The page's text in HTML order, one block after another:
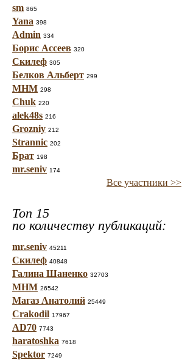
sm 865
Yana 398
Admin 334
Борис Ассеев 320
Скилеф 305
Белков Альберт 299
МНМ 298
Chuk 220
alek48s 216
Grozniy 212
Strannic 202
Брат 198
mr.seniv 174
Все участники >>
Топ 15
по количеству публикаций:
mr.seniv 45211
Скилеф 40848
Галина Шаненко 32703
МНМ 26542
Магаз Анатолий 25449
Crakodil 17967
AD70 7743
haratoshka 7618
Spektor 7249